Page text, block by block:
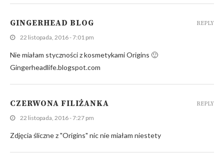
GINGERHEAD BLOG
22 listopada, 2016 - 7:01 pm
Nie miałam styczności z kosmetykami Origins 🙂
Gingerheadlife.blogspot.com
REPLY
CZERWONA FILIŻANKA
22 listopada, 2016 - 7:27 pm
Zdjęcia śliczne z "Origins" nic nie miałam niestety
REPLY